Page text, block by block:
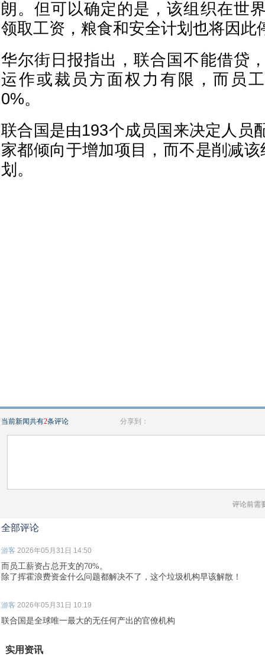
朗。但可以确定的是，该组织在世
领取工资，粮食和安全计划也将因此
华尔街日报指出，联合国不能借贷
运作或裁员方面权力有限，而员
0%。
联合国是由193个成员国来决定人员
家都倾向于增加项目，而不是削减
划。
当前新闻共有2条评论 分享到：
评论前需
全部评论
游客 2026年05月31日 14:50
而员工薪资占总开支的70%。
除了挥霍浪费资金什么问题都解决不了，这个垃圾机构早该解散！
游客 2026年05月31日 10:19
联合国是全球唯一最大的无任何产出的官僚机构
实用资讯